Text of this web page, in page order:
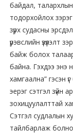
байдал,
тодорхойлох зэрэг
зүрх судасны
үрэвслийн үзүүлэлт
байж болох
байна. Гэхдээ энэ
хамгаална” гэсэн
эерэг сэтгэл зүйн
зохицуулалттай
Сэтгэл судлалын
тайлбарлаж болно.